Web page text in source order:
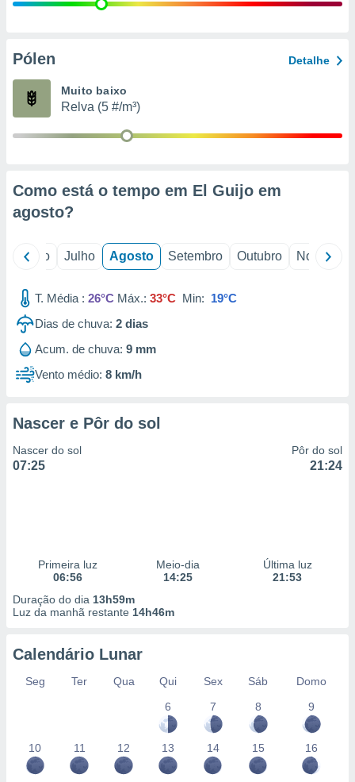
e
de
Pólen Detalhe
Muito baixo
Relva (5 #/m³)
Como está o tempo em El Guijo em
agosto?
Junho Julho Agosto Setembro Outubro Novembro
T. Média : 26°C Máx.: 33°C Min: 19°C
Dias de chuva: 2 dias
Acum. de chuva: 9 mm
Vento médio: 8 km/h
Nascer e Pôr do sol
Nascer do sol
07:25
Pôr do sol
21:24
Primeira luz
06:56
Meio-dia
14:25
Última luz
21:53
Duração do dia 13h59m
Luz da manhã restante 14h46m
Calendário Lunar
Seg Ter Qua Qui Sex Sáb
Domo
6
7 8 9
10 11 12 13 14 15 16